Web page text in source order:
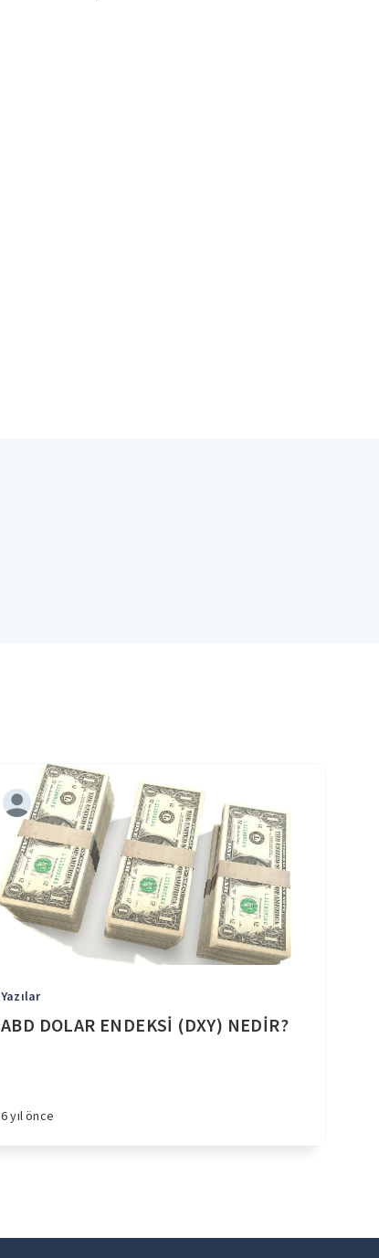
Yazılar
ABD DOLAR ENDEKSİ (DXY) NEDİR?
6 yıl önce